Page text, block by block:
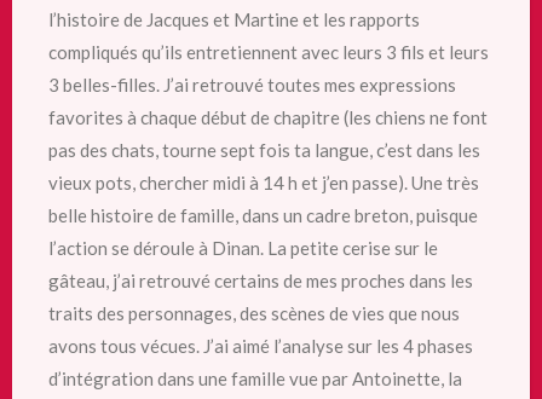
l’histoire de Jacques et Martine et les rapports
compliqués qu’ils entretiennent avec leurs 3 fils et leurs
3 belles-filles. J’ai retrouvé toutes mes expressions
favorites à chaque début de chapitre (les chiens ne font
pas des chats, tourne sept fois ta langue, c’est dans les
vieux pots, chercher midi à 14 h et j’en passe). Une très
belle histoire de famille, dans un cadre breton, puisque
l’action se dérouleà Dinan. La petite cerise sur le
gâteau, j’ai retrouvé certains de mes proches dans les
traits des personnages, des scènes de vies que nous
avons tous vécues. J’ai aimé l’analyse sur les 4 phases
d’intégration dans une famille vue par Antoinette, la